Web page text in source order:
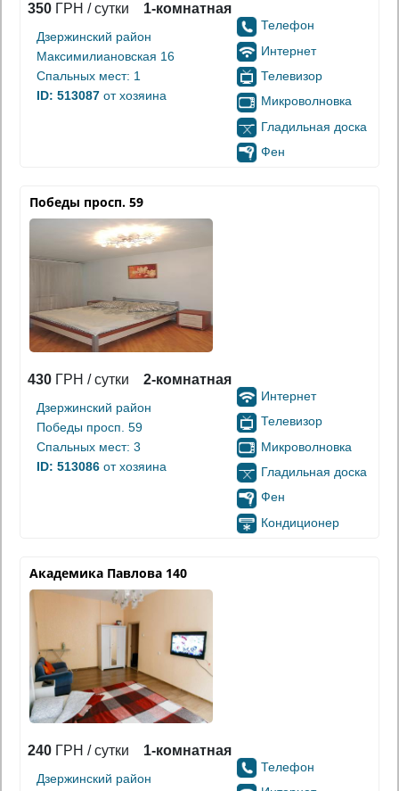
350 ГРН / сутки 1-комнатная
Дзержинский район
Максимилиановская 16
Спальных мест: 1
ID: 513087 от хозяина
Телефон
Интернет
Телевизор
Микроволновка
Гладильная доска
Фен
Победы просп. 59
430 ГРН / сутки 2-комнатная
Дзержинский район
Победы просп. 59
Спальных мест: 3
ID: 513086 от хозяина
Интернет
Телевизор
Микроволновка
Гладильная доска
Фен
Кондиционер
Академика Павлова 140
240 ГРН / сутки 1-комнатная
Дзержинский район
Телефон